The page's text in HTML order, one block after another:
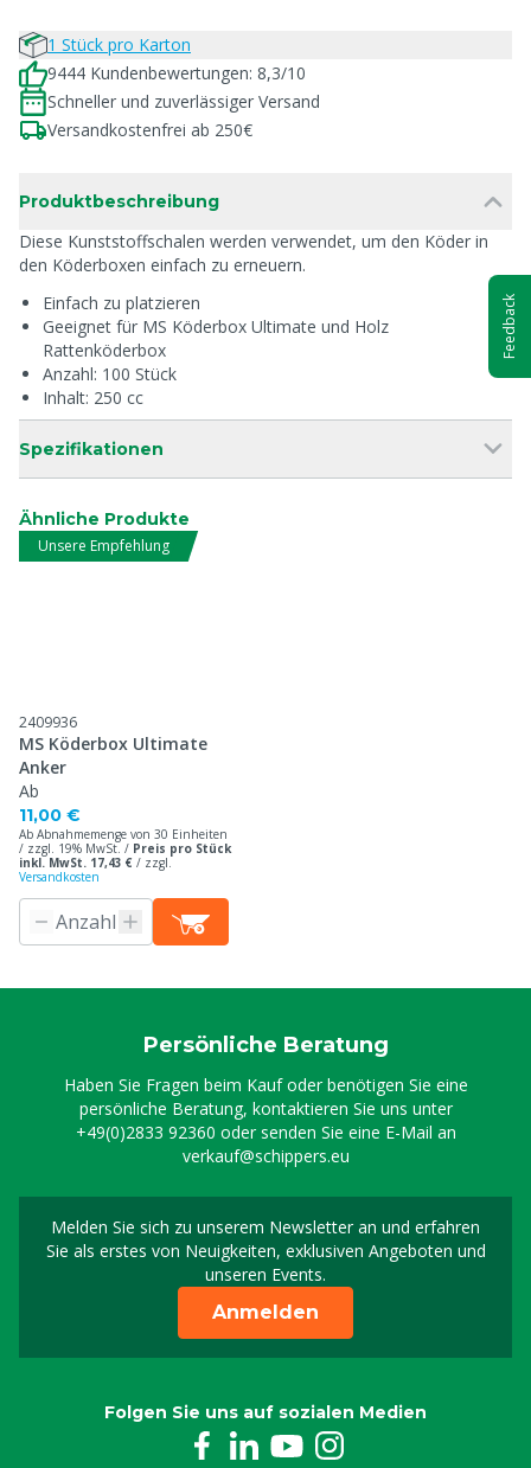
1 Stück pro Karton
9444 Kundenbewertungen: 8,3/10
Schneller und zuverlässiger Versand
Versandkostenfrei ab 250€
Produktbeschreibung
Diese Kunststoffschalen werden verwendet, um den Köder in
den Köderboxen einfach zu erneuern.
Einfach zu platzieren
Geeignet für MS Köderbox Ultimate und Holz
Rattenköderbox
Anzahl: 100 Stück
Inhalt: 250 cc
Spezifikationen
Ähnliche Produkte
Unsere Empfehlung
2409936
MS Köderbox Ultimate
Anker
Ab
11,00 €
Ab Abnahmemenge von 30 Einheiten
/ zzgl. 19% MwSt. / Preis pro Stück
inkl. MwSt. 17,43 € / zzgl.
Versandkosten
Persönliche Beratung
Haben Sie Fragen beim Kauf oder benötigen Sie eine
persönliche Beratung, kontaktieren Sie uns unter
+49(0)2833 92360 oder senden Sie eine E-Mail an
verkauf@schippers.eu
Melden Sie sich zu unserem Newsletter an und erfahren
Sie als erstes von Neuigkeiten, exklusiven Angeboten und
unseren Events.
Melden Sie sich für
Anmelden
Folgen Sie uns auf sozialen Medien
Feedback